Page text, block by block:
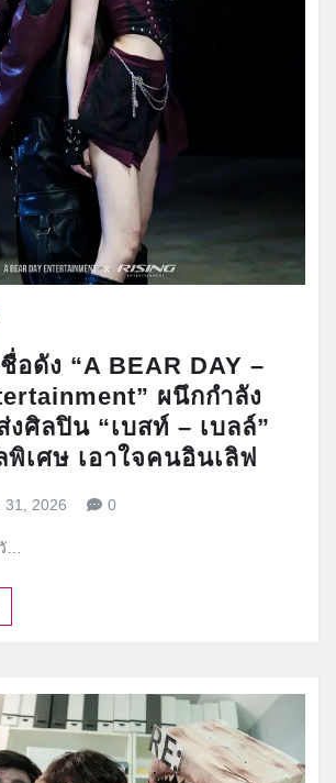
อดัง “A BEAR DAY –
ผนึกกำลัง
ศิลปิน “เบสท์ – เบลล์”
พิเศษ เอาใจคนอินเลิฟ
31, 2026 0
…